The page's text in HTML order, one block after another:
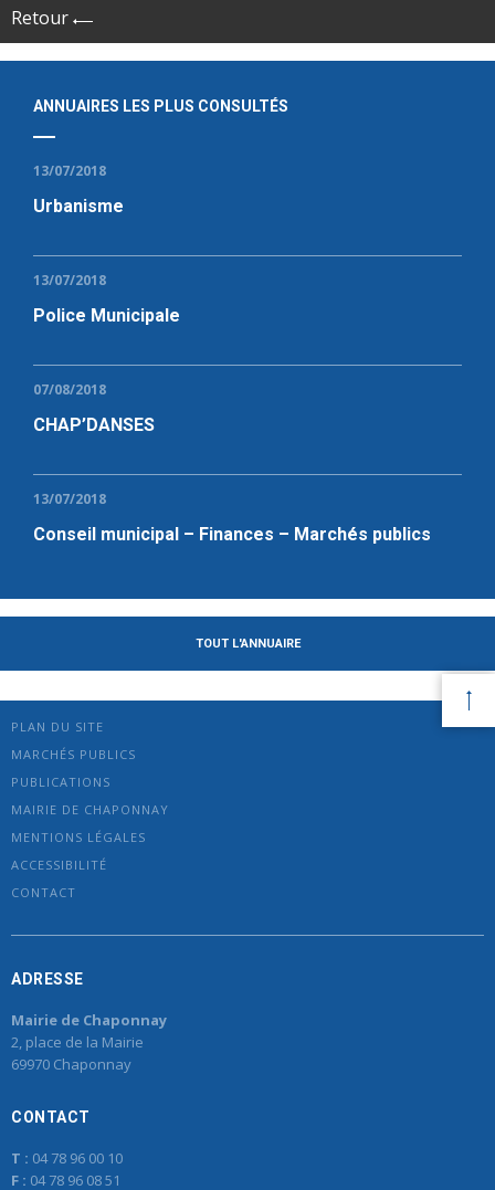
Retour
ANNUAIRES LES PLUS CONSULTÉS
13/07/2018
Urbanisme
13/07/2018
Police Municipale
07/08/2018
CHAP’DANSES
13/07/2018
Conseil municipal – Finances – Marchés publics
TOUT L'ANNUAIRE
PLAN DU SITE
MARCHÉS PUBLICS
PUBLICATIONS
MAIRIE DE CHAPONNAY
MENTIONS LÉGALES
ACCESSIBILITÉ
CONTACT
ADRESSE
Mairie de Chaponnay
2, place de la Mairie
69970 Chaponnay
CONTACT
T : 04 78 96 00 10
F : 04 78 96 08 51